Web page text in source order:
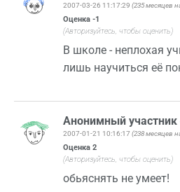
2007-03-26 11:17:29 (235 месяцев
Оценка -1
(Авторизуйтесь, чтобы оценить)
В школе - неплохая
лишь научиться её
Анонимный участник
2007-01-21 10:16:17 (238 месяцев
Оценка 2
(Авторизуйтесь, чтобы оценить)
обьяснять не умеет!